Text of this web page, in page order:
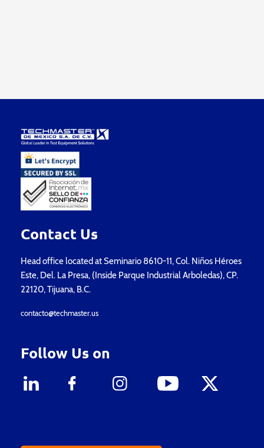
Contact Us
Head office located at Seminario 8610-11, Col. Niños Héroes
Este, Del. La Presa, (Inside Parque Industrial Arboledas), CP.
22120, Tijuana, B.C.
contacto@techmaster.us
Follow Us on